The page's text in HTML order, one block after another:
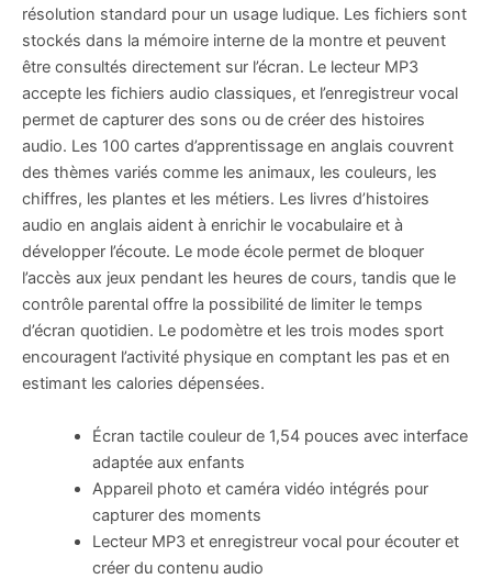
résolution standard pour un usage ludique. Les fichiers sont
stockés dans la mémoire interne de la montre et peuvent
être consultés directement sur l’écran. Le lecteur MP3
accepte les fichiers audio classiques, et l’enregistreur vocal
permet de capturer des sons ou de créer des histoires
audio. Les 100 cartes d’apprentissage en anglais couvrent
des thèmes variés comme les animaux, les couleurs, les
chiffres, les plantes et les métiers. Les livres d’histoires
audio en anglais aident à enrichir le vocabulaire et à
développer l’écoute. Le mode école permet de bloquer
l’accès aux jeux pendant les heures de cours, tandis que le
contrôle parental offre la possibilité de limiter le temps
d’écran quotidien. Le podomètre et les trois modes sport
encouragent l’activité physique en comptant les pas et en
estimant les calories dépensées.
Écran tactile couleur de 1,54 pouces avec interface
adaptée aux enfants
Appareil photo et caméra vidéo intégrés pour
capturer des moments
Lecteur MP3 et enregistreur vocal pour écouter et
créer du contenu audio